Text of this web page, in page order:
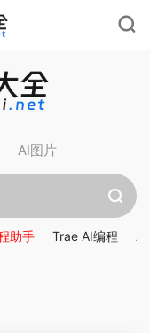
AI图片
助手 Trae AI编程